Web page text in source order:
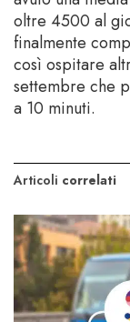
oltre 4500 al
finalmente
così ospitare
settembre che
a 10 minuti.
Articoli correlati